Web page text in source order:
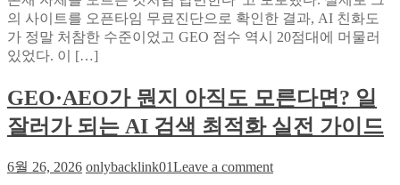
트
구
조
은
취
약
을
라
지
신
의
콘
츠:
의 사이트를 오픈타임 무료진단으로 확인한 결과, AI 친화도
가 정말 처참한 수준이었고 GEO 점수 역시 20점대에 머물러
있었다. 이 […]
GEO·AEO가 뭔지 아직도 모른다면? 일
잘러가 되는 AI 검색 최적화 실전 가이드
6월 26, 2026 onlybacklink01Leave a commenton